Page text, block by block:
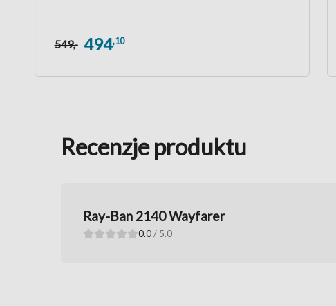
549,- 494,10
Recenzje produktu
Ray-Ban 2140 Wayfarer
0.0/ 5.0